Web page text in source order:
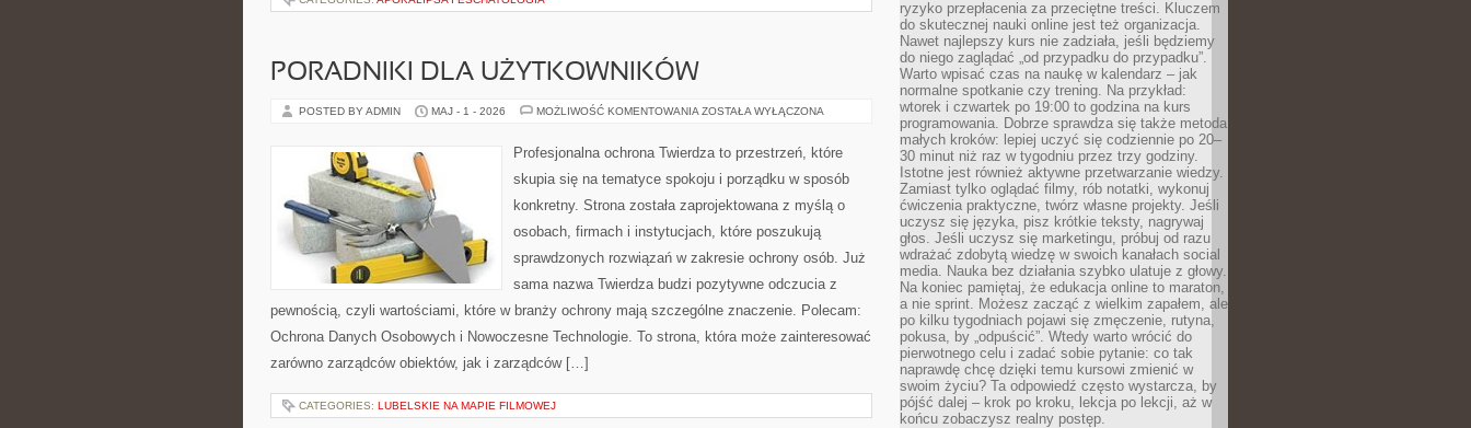
PORADNIKI DLA UŻYTKOWNIKÓW
POSTED BY ADMIN MAJ - 1 - 2026 MOŻLIWOŚĆ KOMENTOWANIA PORADNIKI
ZOSTAŁA WYŁĄCZONA
Profesjonalna ochrona Twierdza to przestrzeń, które
skupia się na tematyce spokoju i porządku w sposób
konkretny. Strona została zaprojektowana z myślą o
osobach, firmach i instytucjach, które poszukują
sprawdzonych rozwiązań w zakresie ochrony osób. Już
sama nazwa Twierdza budzi pozytywne odczucia z
pewnością, czyli wartościami, które w branży ochrony mają szczególne znaczenie. Polecam:
Ochrona Danych Osobowych i Nowoczesne Technologie. To strona, która może zainteresować
zarówno zarządców obiektów, jak i zarządców […]
CATEGORIES: LUBELSKIE NA MAPIE FILMOWEJ
ryzyko przepłacenia za przeciętne treści. Kluczem
do skutecznej nauki online jest też organizacja.
Nawet najlepszy kurs nie zadziała, jeśli będziemy
do niego zaglądać „od przypadku do przypadku”.
Warto wpisać czas na naukę w kalendarz – jak
normalne spotkanie czy trening. Na przykład:
wtorek i czwartek po 19:00 to godzina na kurs
programowania. Dobrze sprawdza się także metoda
małych kroków: lepiej uczyć się codziennie po 20–
30 minut niż raz w tygodniu przez trzy godziny.
Istotne jest również aktywne przetwarzanie wiedzy.
Zamiast tylko oglądać filmy, rób notatki, wykonuj
ćwiczenia praktyczne, twórz własne projekty. Jeśli
uczysz się języka, pisz krótkie teksty, nagrywaj
głos. Jeśli uczysz się marketingu, próbuj od razu
wdrażać zdobytą wiedzę w swoich kanałach social
media. Nauka bez działania szybko ulatuje z głowy.
Na koniec pamiętaj, że edukacja online to maraton,
a nie sprint. Możesz zacząć z wielkim zapałem, ale
po kilku tygodniach pojawi się zmęczenie, rutyna,
pokusa, by „odpuścić”. Wtedy warto wrócić do
pierwotnego celu i zadać sobie pytanie: co tak
naprawdę chcę dzięki temu kursowi zmienić w
swoim życiu? Ta odpowiedź często wystarcza, by
pójść dalej – krok po kroku, lekcja po lekcji, aż w
końcu zobaczysz realny postęp.